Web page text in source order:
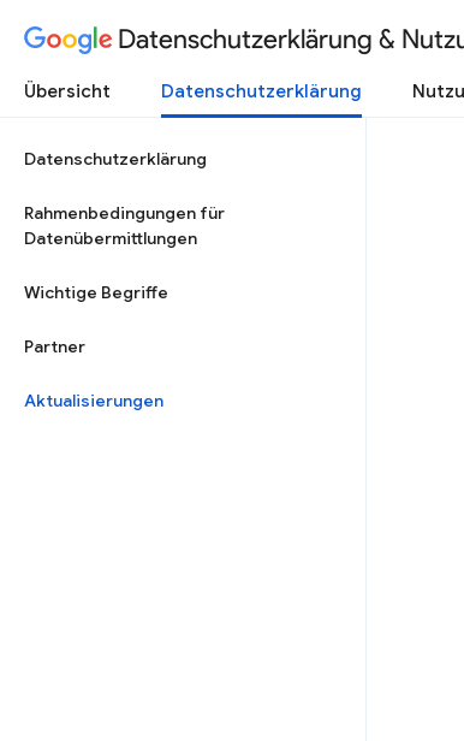
Datenschutzerklärung &
Übersicht Datenschutzerklärung
Datenschutzerklärung
Rahmenbedingungen für
Datenübermittlungen
Wichtige Begriffe
Partner
Aktualisierungen